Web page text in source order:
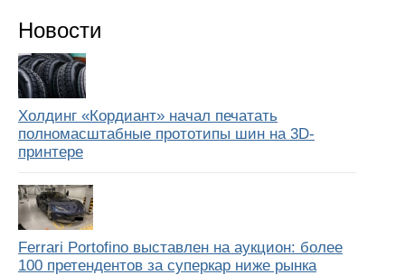
Новости
Холдинг «Кордиант» начал печатать
полномасштабные прототипы шин на 3D-
принтере
Ferrari Portofino выставлен на аукцион: более
100 претендентов за суперкар ниже рынка